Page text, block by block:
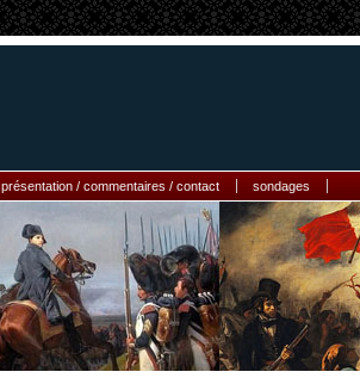
présentation / commentaires / contact sondages